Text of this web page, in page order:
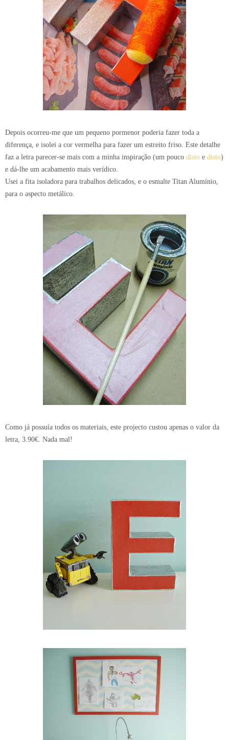
Depois ocorreu-me que um pequeno pormenor poderia fazer toda a
diferença, e isolei a cor vermelha para fazer um estreito friso. Este detalhe
faz a letra parecer-se mais com a minha inspiração (um pouco disto e disto)
e dá-lhe um acabamento mais verídico.
Usei a fita isoladora para trabalhos delicados, e o esmalte Titan Alumínio,
para o aspecto metálico.
Como já possuía todos os materiais, este projecto custou apenas o valor da
letra, 3.90€. Nada mal!